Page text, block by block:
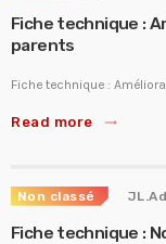
Fiche technique :
parents
Fiche technique :
Read more trending_flat
Non classé
Fiche technique :